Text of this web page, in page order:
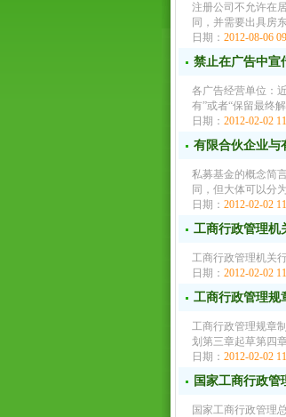
注册公司不允许在
同，并需要出具房
日期： 2012-08-06
禁止在广告中宣
各广告经营单位：
有”或者“保留最终
日期： 2012-02-02
有限合伙企业与
私募基金的概念简
同，但大体可以分
日期： 2012-02-02
工商行政管理机
工商行政管理机关
日期： 2012-02-02
工商行政管理规
工商行政管理规章
划第三章起草第四
日期： 2012-02-02
国家工商行政管
国家工商行政管理